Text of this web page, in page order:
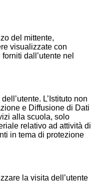
del mittente,
visualizzate con
dall’utente nel
L’Istituto non
e Diffusione di Dati
alla scuola, solo
relativo ad attività di
in tema di protezione
la visita dell’utente